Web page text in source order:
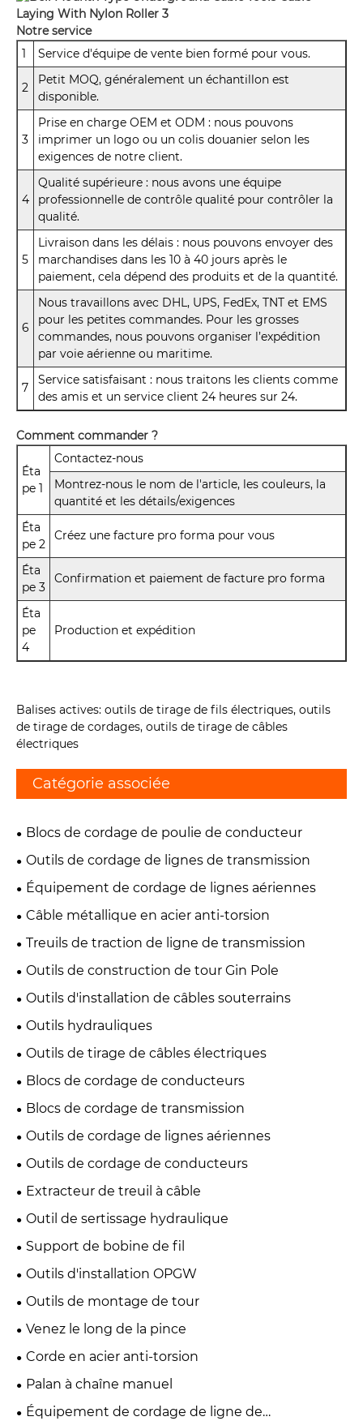
Notre service
1
Service d'équipe de vente bien formé pour vous.
2
Petit MOQ, généralement un échantillon est
disponible.
3
Prise en charge OEM et ODM : nous pouvons
imprimer un logo ou un colis douanier selon les
exigences de notre client.
4
Qualité supérieure : nous avons une équipe
professionnelle de contrôle qualité pour contrôler la
qualité.
5
Livraison dans les délais : nous pouvons envoyer des
marchandises dans les 10 à 40 jours après le
paiement, cela dépend des produits et de la quantité.
6
Nous travaillons avec DHL, UPS, FedEx, TNT et EMS
pour les petites commandes. Pour les grosses
commandes, nous pouvons organiser l’expédition
par voie aérienne ou maritime.
7
Service satisfaisant : nous traitons les clients comme
des amis et un service client 24 heures sur 24.
Comment commander ?
Éta
pe 1
Contactez-nous
Montrez-nous le nom de l'article, les couleurs, la
quantité et les détails/exigences
Éta
pe 2
Créez une facture pro forma pour vous
Éta
pe 3
Confirmation et paiement de facture pro forma
Éta
pe
4
Production et expédition
Balises actives: outils de tirage de fils électriques, outils
de tirage de cordages, outils de tirage de câbles
électriques
Catégorie associée
Blocs de cordage de poulie de conducteur
Outils de cordage de lignes de transmission
Équipement de cordage de lignes aériennes
Câble métallique en acier anti-torsion
Treuils de traction de ligne de transmission
Outils de construction de tour Gin Pole
Outils d'installation de câbles souterrains
Outils hydrauliques
Outils de tirage de câbles électriques
Blocs de cordage de conducteurs
Blocs de cordage de transmission
Outils de cordage de lignes aériennes
Outils de cordage de conducteurs
Extracteur de treuil à câble
Outil de sertissage hydraulique
Support de bobine de fil
Outils d'installation OPGW
Outils de montage de tour
Venez le long de la pince
Corde en acier anti-torsion
Palan à chaîne manuel
Équipement de cordage de ligne de